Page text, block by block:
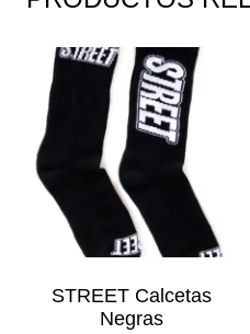
STREET Calcetas
Negras